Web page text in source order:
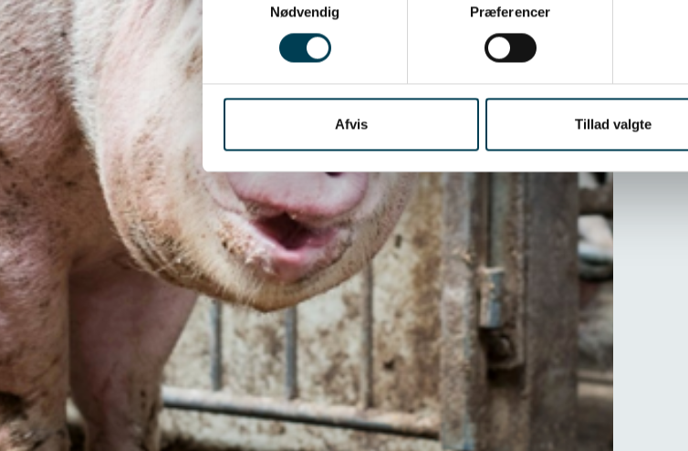
Nødvendig
Præferencer
Afvis Tillad valgte